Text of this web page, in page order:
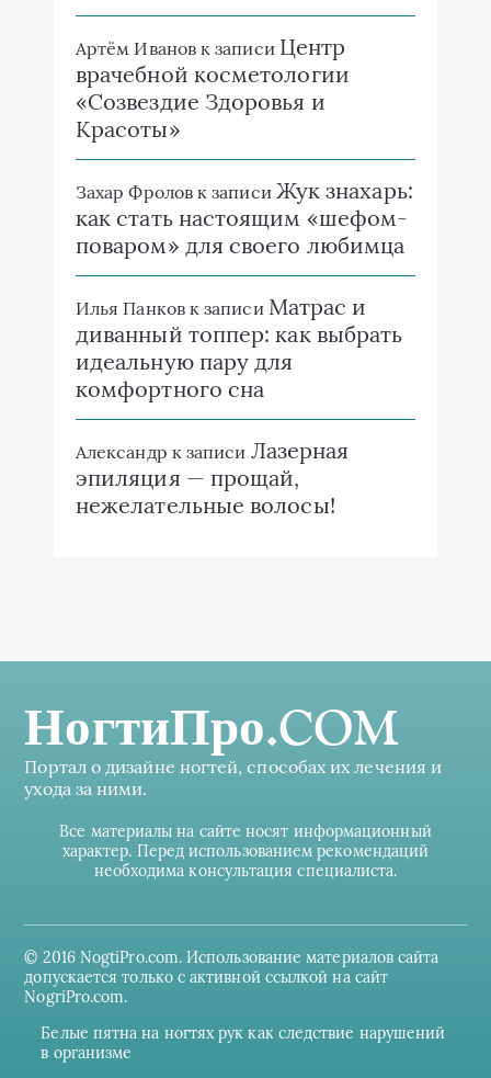
Артём Ивановк записи Центр
врачебной косметологии
«Созвездие Здоровья и
Красоты»
Захар Фроловк записи Жук знахарь:
как стать настоящим «шефом-
поваром» для своего любимца
Илья Панковк записи Матрас и
диванный топпер: как выбрать
идеальную пару для
комфортного сна
Александр к записи Лазерная
эпиляция — прощай,
нежелательные волосы!
НогтиПро.COM
Портал о дизайне ногтей, способах их лечения и
ухода за ними.
Все материалы на сайте носят информационный
характер. Перед использованием рекомендаций
необходима консультация специалиста.
© 2016 NogtiPro.com. Использование материалов сайта
допускается только с активной ссылкой на сайт
NogriPro.com.
Белые пятна на ногтях рук как следствие нарушений
в организме